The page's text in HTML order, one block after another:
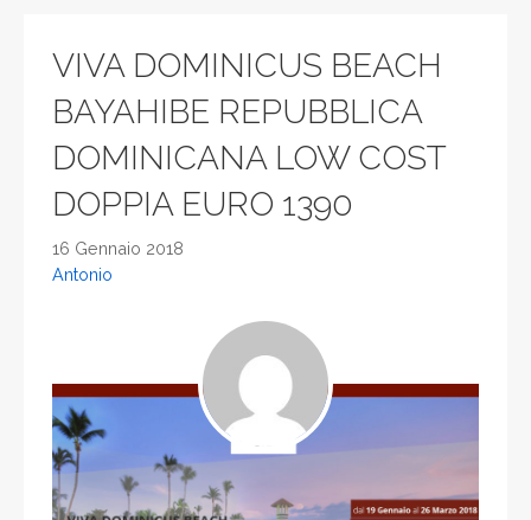
VIVA DOMINICUS BEACH
BAYAHIBE REPUBBLICA
DOMINICANA LOW COST
DOPPIA EURO 1390
16 Gennaio 2018
Antonio